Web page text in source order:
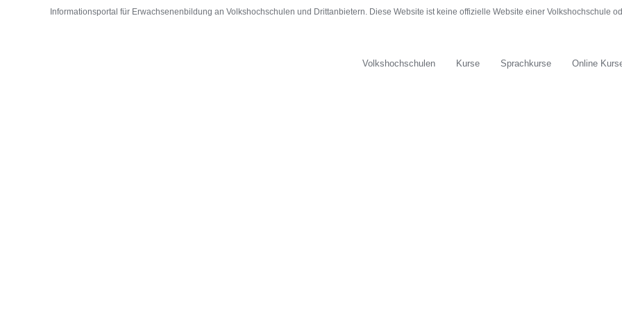
Informationsportal für Erwachsenenbildung an Volkshochschulen und Drittanbietern. Diese Website ist keine offizielle Website einer Volkshochschule
Volkshochschulen Kurse Sprachkurse Online